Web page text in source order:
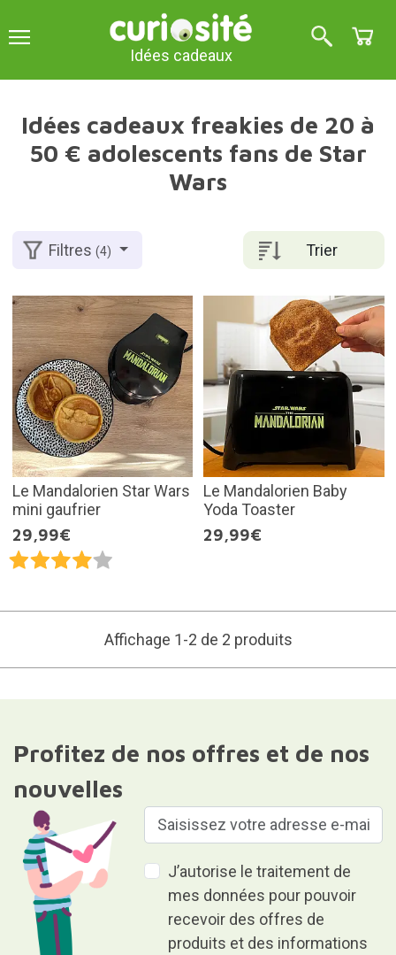
Idées cadeaux
Idées cadeaux freakies de 20 à
50 € adolescents fans de Star
Wars
Trier
Filtres(4)
Le Mandalorien Star Wars
mini gaufrier
29,99€
Le Mandalorien Baby
Yoda Toaster
29,99€
Affichage 1-2 de 2 produits
Profitez de nos offres et de nos
nouvelles
J’autorise le traitement de
mes données pour pouvoir
recevoir des offres de
produits et des informations